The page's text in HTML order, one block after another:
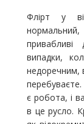
Флірт у
випадки,
недоречним,
є робота, і
в це русло.